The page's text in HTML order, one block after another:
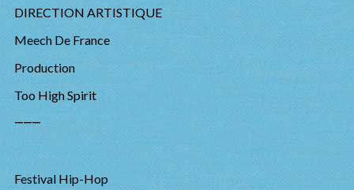
DIRECTION ARTISTIQUE
Meech De France
Production
Too High Spirit
⸻
Festival Hip-Hop